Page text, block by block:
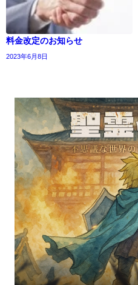
料金改定のお知らせ
2023年6月8日